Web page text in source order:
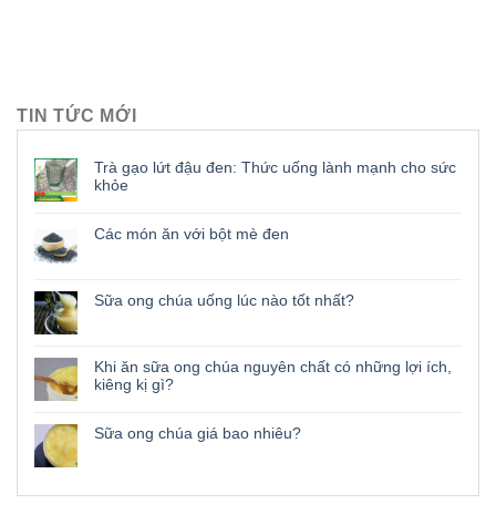
TIN TỨC MỚI
Trà gạo lứt đậu đen: Thức uống lành mạnh cho sức
khỏe
Các món ăn với bột mè đen
Sữa ong chúa uống lúc nào tốt nhất?
Khi ăn sữa ong chúa nguyên chất có những lợi ích,
kiêng kị gì?
Sữa ong chúa giá bao nhiêu?